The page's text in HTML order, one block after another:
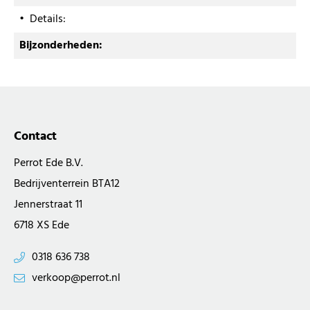
• Details:
Bijzonderheden:
Contact
Perrot Ede B.V.
Bedrijventerrein BTA12
Jennerstraat 11
6718 XS Ede
0318 636 738
verkoop@perrot.nl